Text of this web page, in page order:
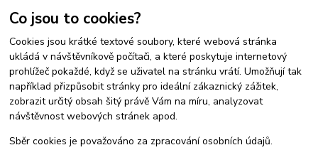
Co jsou to cookies?
Cookies jsou krátké textové soubory, které webová stránka
ukládá v návštěvníkově počítači, a které poskytuje internetový
prohlížeč pokaždé, když se uživatel na stránku vrátí. Umožňují tak
například přizpůsobit stránky pro ideální zákaznický zážitek,
zobrazit určitý obsah šitý právě Vám na míru, analyzovat
návštěvnost webových stránek apod.
Sběr cookies je považováno za zpracování osobních údajů.